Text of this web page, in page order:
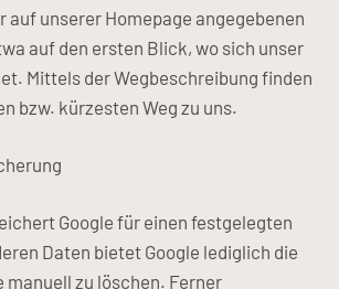
unserer Homepage angegebenen
auf den ersten Blick, wo sich unser
Mittels der Wegbeschreibung finden
bzw. kürzesten Weg zu uns.
Google für einen festgelegten
Daten bietet Google lediglich die
manuell zu löschen. Ferner